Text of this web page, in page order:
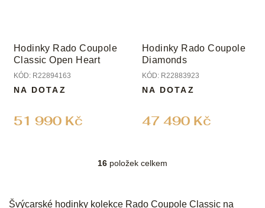
Hodinky Rado Coupole
Classic Open Heart
KÓD: R22894163
51 990 Kč
NA DOTAZ
Hodinky Rado Coupole
Diamonds
KÓD: R22883923
47 490 Kč
NA DOTAZ
O
á
16 položek celkem
Švýcarské hodinky kolekce Rado Coupole Classic na